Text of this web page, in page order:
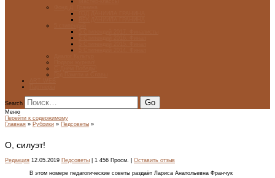
Search
Меню
Перейти к содержимому
Главная » Рубрики » Педсоветы »
О, силуэт!
Редакция 12.05.2019 Педсоветы | 1 456 Просм. | Оставить отзыв
В этом номере педагогические советы раздаёт Лариса Анатольевна Франчук